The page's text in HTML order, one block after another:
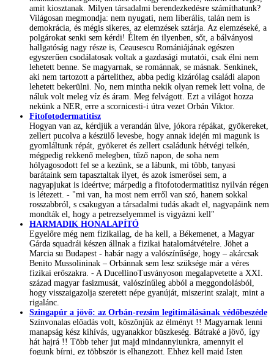
amit kiosztanak. Milyen társadalmi berendezkedésre számíthatunk?
Világosan megmondja: nem nyugati, nem liberális, talán nem is
demokrácia, és mégis sikeres, az elemzések sztárja. Az elemzéseké, a
polgárokat senki sem kérdi! Éltem én ilyenben, sőt, a bálványosi
hallgatóság nagy része is, Ceausescu Romániájának egészen
egyszerűen csodálatosak voltak a gazdasági mutatói, csak élni nem
lehetett benne. Se magyarnak, se románnak, se másnak. Senkinek,
aki nem tartozott a pártelithez, abba pedig kizárólag családi alapon
lehetett bekerülni. No, nem mintha nekik olyan remek lett volna, de
náluk volt meleg víz és áram. Meg felvágott. Ezt a világot hozza
nekünk a NER, erre a scornicesti-i útra vezet Orbán Viktor.
Fitofotodermatitisz
Hogyan van az, kérdjük a verandán ülve, jókora répákat, gyökereket,
zellert pucolva a készülő levesbe, hogy annak idején mi magunk is
gyomláltunk répát, gyökeret és zellert családunk hétvégi telkén,
mégpedig rekkenő melegben, tűző napon, de soha nem
hólyagosodott fel se a kezünk, se a lábunk, mi több, tanyasi
barátaink sem tapasztaltak ilyet, és azok ismerősei sem, a
nagyapjukat is ideértve; márpedig a fitofotodermatitisz nyilván régen
is létezett. - "mi van, ha most nem erről van szó, hanem sokkal
rosszabbról, s csakugyan a társadalmi tudás akadt el, nagyapáink nem
mondták el, hogy a petrezselyemmel is vigyázni kell"
HARMADIK HONALAPÍTÓ
Egyelőre még nem fizikailag, de ha kell, a Békemenet, a Magyar
Gárda squadrái készen állnak a fizikai hatalomátvételre. Jöhet a
Marcia su Budapest - habár nagy a valószínűsége, hogy – akárcsak
Benito Mussolininak – Orbánnak sem lesz szüksége már a véres
fizikai erőszakra. - A DucellinoTusványoson megalapvetette a XXI.
század magyar fasizmusát, valószínűleg abból a meggondolásból,
hogy visszaigazolja szeretett népe gyanúját, miszerint szalajt, mint a
rigalánc.
Szingapúr a jövő: az Orbán-rezsim legitimálásának védőbeszéde
Színvonalas előadás volt, köszönjük az élményt !! Magyarnak lenni
manapság kész kihívás, ugyanakkor büszkeség. Bátraké a jövő, így
hát hajrá !! Több teher jut majd mindannyiunkra, amennyit el
fogunk bírni, ez többször is elhangzott. Ehhez kell majd Isten